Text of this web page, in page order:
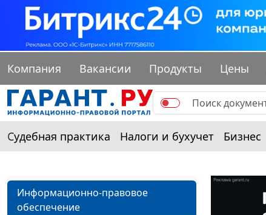
Компания Вакансии Продукты Цены
Судебная практика Налоги и бухучет Бизнес
Информационно-правовое
обеспечение